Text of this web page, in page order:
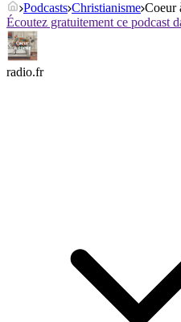
Podcasts Christianisme Coeur
Écoutez gratuitement ce podcast
radio.fr